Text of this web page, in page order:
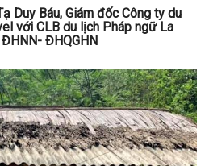
Duy Báu, Giám đốc Công ty du
với CLB du lịch Pháp ngữ La
ĐHQGHN